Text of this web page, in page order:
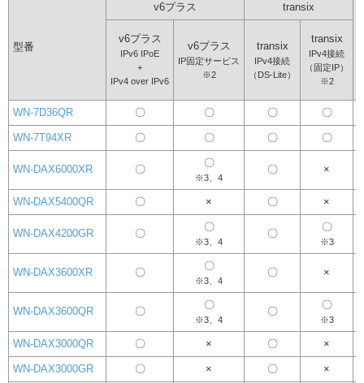
型番
v6プラス transix
v6プラス
IPv6 IPoE
+
IPv4 over IPv6
v6プラス
IP固定サービス
※2
transix
IPv4接続
（DS-Lite）
transix
IPv4接続
（固定IP）
※2
WN-7D36QR 〇 〇 〇 〇
WN-7T94XR 〇 〇 〇 〇
WN-DAX6000XR 〇
〇
※3、4
〇 ×
WN-DAX5400QR 〇 × 〇 ×
WN-DAX4200GR 〇
〇
※3、4
〇
〇
※3
WN-DAX3600XR 〇
〇
※3、4
〇 ×
WN-DAX3600QR 〇
〇
※3、4
〇
〇
※3
WN-DAX3000QR 〇 × 〇 ×
WN-DAX3000GR 〇 × 〇 ×